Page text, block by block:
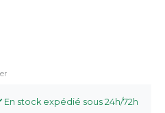
En stock expédié sous 24h/72h